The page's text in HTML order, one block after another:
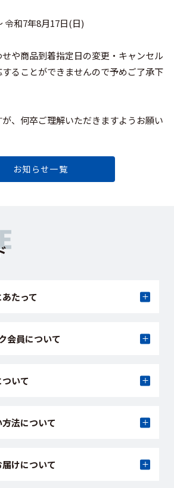
令和7年8月17日(日)
や商品到着指定日の変更・キャンセル
ることができませんので予めご了承下
、何卒ご理解いただきますようお願い
お知らせ一覧
たって
会員について
いて
法について
けについて